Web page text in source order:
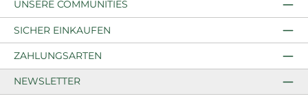
UNSERE COMMUNITIES
SICHER EINKAUFEN
ZAHLUNGSARTEN
NEWSLETTER